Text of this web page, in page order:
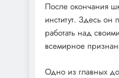
После окончания
институт. Здесь он
работать над
всемирное
Одно из главных